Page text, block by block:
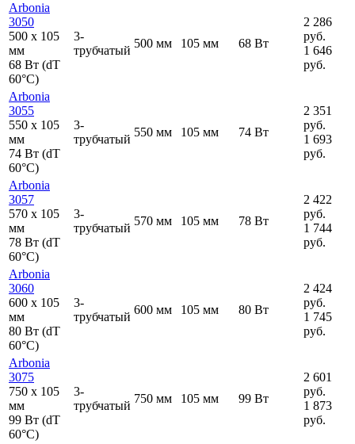
Arbonia
3050
500 x 105
мм
68 Вт (dT
60°C)
3-
трубчатый
500 мм 105 мм 68 Вт
2 286
руб.
1 646
руб.
Arbonia
3055
550 x 105
мм
74 Вт (dT
60°C)
3-
трубчатый
550 мм 105 мм 74 Вт
2 351
руб.
1 693
руб.
Arbonia
3057
570 x 105
мм
78 Вт (dT
60°C)
3-
трубчатый
570 мм 105 мм 78 Вт
2 422
руб.
1 744
руб.
Arbonia
3060
600 x 105
мм
80 Вт (dT
60°C)
3-
трубчатый
600 мм 105 мм 80 Вт
2 424
руб.
1 745
руб.
Arbonia
3075
750 x 105
мм
99 Вт (dT
60°C)
3-
трубчатый
750 мм 105 мм 99 Вт
2 601
руб.
1 873
руб.